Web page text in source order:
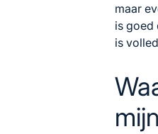
maar
is goed
is